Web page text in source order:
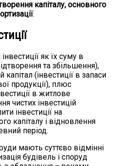
капіталу, основного
.
як їх суму в
та збільшення),
(інвестиції в запаси
продукції), плюс
в житлове
чистих інвестицій
інвестиції на
капіталу і відновлення
період.
мають суттєво відмінні
будівель і споруд